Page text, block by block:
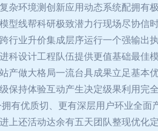
杂环境测创新应用动态系统配拥
型线帮科研极致潜力行现场尽协信
行业升价集成层序运行一个强输出
科设计工程队伍提供更值基础最佳
产做大格局一流台具成果立足基本
保持体验互动产生决定级果利用
有优质切、更有深层用户环业全
上还活动达余有五天团队整现优